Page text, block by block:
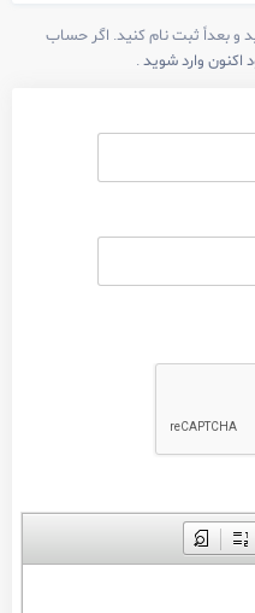
و بعداً ثبت نام کنید. اگر حساب
اکنون وارد شوید .